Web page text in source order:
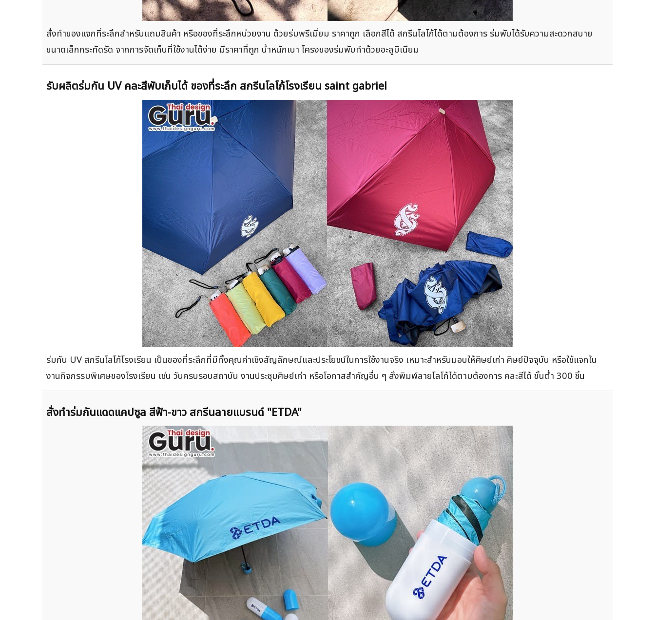
สั่งทำของแจกที่ระลึกสำหรับแถมสินค้า หรือของที่ระลึกหน่วยงาน ด้วยร่มพรีเมี่ยม ราคาถูก เลือกสีได้ สกรีนโลโก้ได้ตามต้องการ ร่มพับได้รับความสะดวกสบาย
ขนาดเล็กกระทัดรัด จากการจัดเก็บที่ใช้งานได้ง่าย มีราคาที่ถูก น้ำหนักเบา โครงของร่มพับทำด้วยอะลูมิเนียม
รับผลิตร่มกัน UV คละสีพับเก็บได้ ของที่ระลึก สกรีนโลโก้โรงเรียน saint gabriel
ร่มกัน UV สกรีนโลโก้โรงเรียน เป็นของที่ระลึกที่มีทั้งคุณค่าเชิงสัญลักษณ์และประโยชน์ในการใช้งานจริง เหมาะสำหรับมอบให้ศิษย์เก่า ศิษย์ปัจจุบัน หรือใช้แจกใน
งานกิจกรรมพิเศษของโรงเรียน เช่น วันครบรอบสถาบัน งานประชุมศิษย์เก่า หรือโอกาสสำคัญอื่น ๆ สั่งพิมพ์ลายโลโก้ได้ตามต้องการ คละสีได้ ขั้นต่ำ 300 ชิ้น
สั่งทำร่มกันแดดแคปซูล สีฟ้า-ขาว สกรีนลายแบรนด์ "ETDA"